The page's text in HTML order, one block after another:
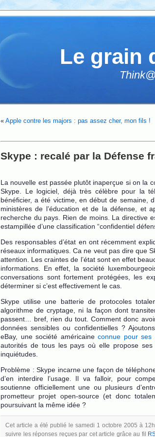
Le grain
« Apple contre les majors : pas assez cher, mon fils !
Skype : recalé par la Défense
La nouvelle est passée plutôt inaperçue si on la
Skype. Le logiciel, déjà très célèbre pour la
bénéficier, a été victime, en début de semaine,
ministères de l’éducation et de la défense, et
recherche du pays. Rien de moins. La directive
estampillée d’une classification “confidentiel
Des responsables d’état en ont récemment
réseaux informatiques. Ca ne veut pas dire que
attention. Les craintes de l’état sont en effet
informations. En effet, la société
conversations sont fortement protégées, les
déterminer si c’est effectivement le cas.
Skype utilise une batterie de protocoles
algorithme de cryptage, ni la façon dont
passent… bref, rien du tout. Comment donc
données sensibles ou confidentielles ?
eBay, une société américaineconnue pour ses
autorités de tous les pays où elle propose
inquiétudes.
Problème : Skype incarne une façon de
d’en interdire l’usage. Il va falloir, pour
soutienne officiellement une ou plusieurs
prometteur projet open-source (et donc
poursuivant la même idée ?
Cet article a été publié le samedi 1 octobre 2005 à
suivre les réponses reçues par cet article grâce au fil